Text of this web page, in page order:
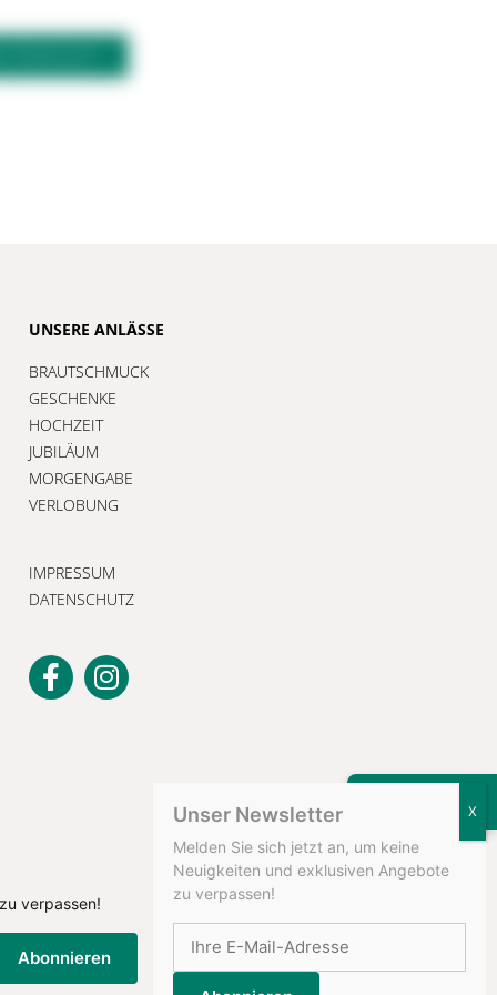
UNSERE ANLÄSSE
BRAUTSCHMUCK
GESCHENKE
HOCHZEIT
JUBILÄUM
MORGENGABE
VERLOBUNG
IMPRESSUM
DATENSCHUTZ
verpassen!
Abonnieren
Unser Newsletter
Melden Sie sich jetzt an, um keine
Neuigkeiten und exklusiven Angebote
zu verpassen!